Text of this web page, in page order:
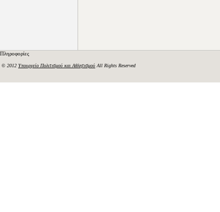
Πληροφορίες
© 2012 Υπουργείο Πολιτισμού και Αθλητισμού All Rights Reserved